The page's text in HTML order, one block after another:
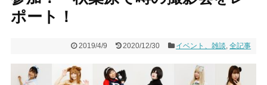
ポート！
2019/4/9 2020/12/30 イベント、雑談,全記事